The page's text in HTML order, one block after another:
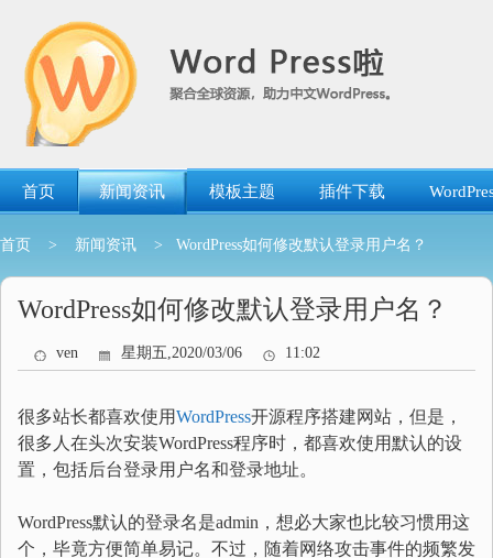
首页 新闻资讯 模板主题 插件下载
首页 > 新闻资讯 > WordPress如何修改默认登录用户名？
WordPress如何修改默认登录用户名？
ven 星期五,2020/03/06 11:02
很多站长都喜欢使用WordPress开源程序搭建网站，但是，
很多人在头次安装WordPress程序时，都喜欢使用默认的设
置，包括后台登录用户名和登录地址。
WordPress默认的登录名是admin，想必大家也比较习惯用这
个，毕竟方便简单易记。不过，随着网络攻击事件的频繁发